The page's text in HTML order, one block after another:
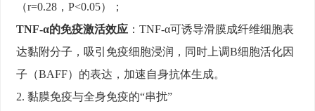
（r=0.28，P<0.05）；
TNF-α的免疫激活效应 ：TNF-α可诱导滑膜成纤维细胞表
达黏附分子，吸引免疫细胞浸润，同时上调B细胞活化因
子（BAFF）的表达，加速自身抗体生成。
2. 黏膜免疫与全身免疫的“串扰”